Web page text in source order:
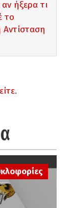
ήξερα τι
το
Αντίσταση
.